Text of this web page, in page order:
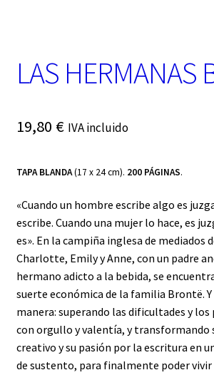
LAS HERMANAS
19,80 € IVA incluido
TAPA BLANDA(17 x 24 cm). 200 PÁGINAS.
«Cuando un hombre escribe algo es
escribe. Cuando una mujer lo hace, es
es». En la campiña inglesa de mediados
Charlotte, Emily y Anne, con un padre
hermano adicto a la bebida, se
suerte económica de la familia Brontë. Y
manera: superando las dificultades y
con orgullo y valentía, y transformando
creativo y su pasión por la escritura en
de sustento, para finalmente poder vivir